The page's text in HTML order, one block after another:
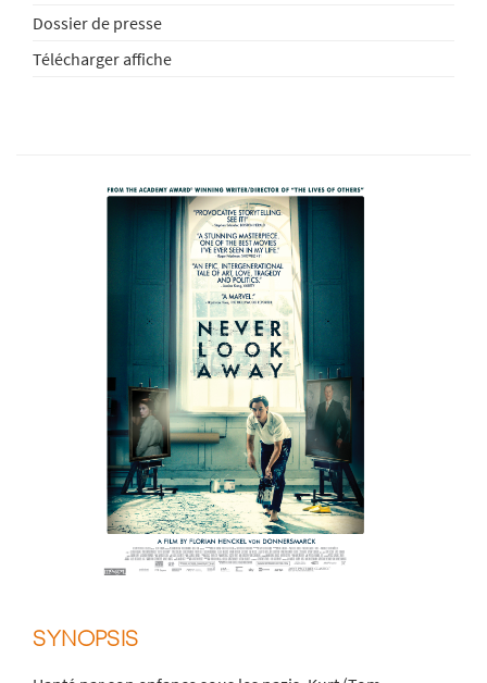
Dossier de presse
Télécharger affiche
SYNOPSIS